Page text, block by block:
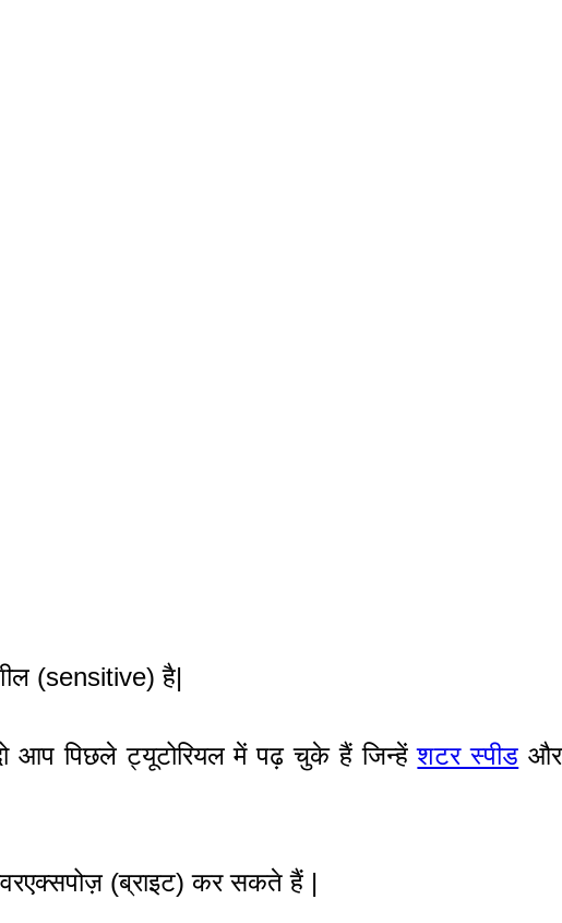
(sensitive) है|
आप पिछले ट्यूटोरियल में पढ़ चुके हैं जिन्हेंशटर स्पीड और
(ब्राइट) कर सकते हैं |